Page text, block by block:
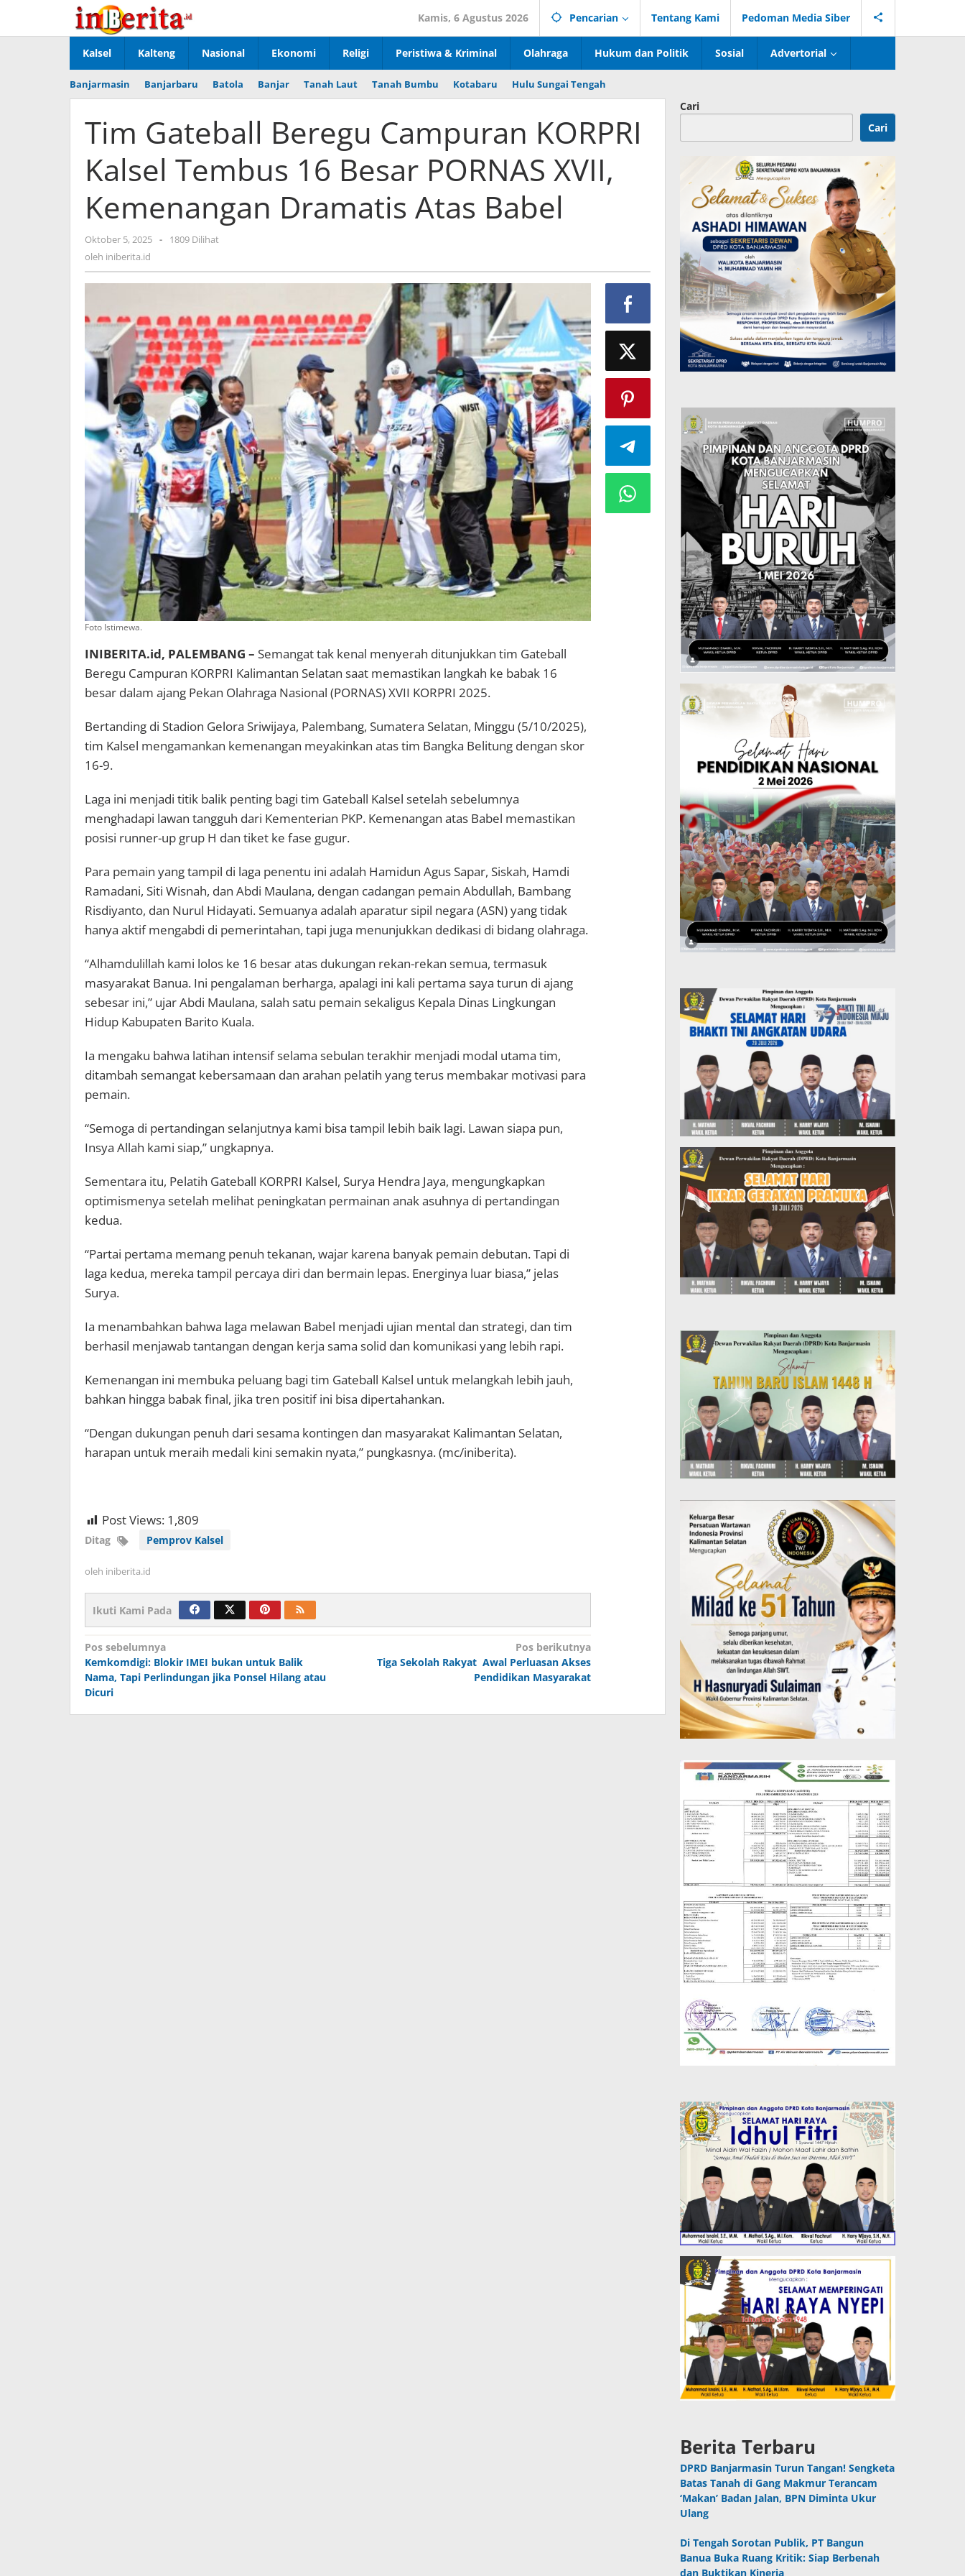
konten
Kamis, 6 Agustus 2026 Pencarian Tentang Kami Pedoman Media Siber
Kalsel Kalteng Nasional Ekonomi Religi Peristiwa & Kriminal Olahraga Hukum dan Politik Sosial Advertorial
Banjarmasin Banjarbaru Batola Banjar Tanah Laut Tanah Bumbu Kotabaru Hulu Sungai Tengah
Tim Gateball Beregu Campuran KORPRI
Kalsel Tembus 16 Besar PORNAS XVII,
Kemenangan Dramatis Atas Babel
Oktober 5, 2025 oleh
-
1809 Dilihat
oleh iniberita.id
Foto Istimewa.
INIBERITA.id, PALEMBANG – Semangat tak kenal menyerah ditunjukkan tim Gateball
Beregu Campuran KORPRI Kalimantan Selatan saat memastikan langkah ke babak 16
besar dalam ajang Pekan Olahraga Nasional (PORNAS) XVII KORPRI 2025.
Bertanding di Stadion Gelora Sriwijaya, Palembang, Sumatera Selatan, Minggu (5/10/2025),
tim Kalsel mengamankan kemenangan meyakinkan atas tim Bangka Belitung dengan skor
16-9.
Laga ini menjadi titik balik penting bagi tim Gateball Kalsel setelah sebelumnya
menghadapi lawan tangguh dari Kementerian PKP. Kemenangan atas Babel memastikan
posisi runner-up grup H dan tiket ke fase gugur.
Para pemain yang tampil di laga penentu ini adalah Hamidun Agus Sapar, Siskah, Hamdi
Ramadani, Siti Wisnah, dan Abdi Maulana, dengan cadangan pemain Abdullah, Bambang
Risdiyanto, dan Nurul Hidayati. Semuanya adalah aparatur sipil negara (ASN) yang tidak
hanya aktif mengabdi di pemerintahan, tapi juga menunjukkan dedikasi di bidang olahraga.
“Alhamdulillah kami lolos ke 16 besar atas dukungan rekan-rekan semua, termasuk
masyarakat Banua. Ini pengalaman berharga, apalagi ini kali pertama saya turun di ajang
sebesar ini,” ujar Abdi Maulana, salah satu pemain sekaligus Kepala Dinas Lingkungan
Hidup Kabupaten Barito Kuala.
Ia mengaku bahwa latihan intensif selama sebulan terakhir menjadi modal utama tim,
ditambah semangat kebersamaan dan arahan pelatih yang terus membakar motivasi para
pemain.
“Semoga di pertandingan selanjutnya kami bisa tampil lebih baik lagi. Lawan siapa pun,
Insya Allah kami siap,” ungkapnya.
Sementara itu, Pelatih Gateball KORPRI Kalsel, Surya Hendra Jaya, mengungkapkan
optimismenya setelah melihat peningkatan permainan anak asuhnya di pertandingan
kedua.
“Partai pertama memang penuh tekanan, wajar karena banyak pemain debutan. Tapi di
laga kedua, mereka tampil percaya diri dan bermain lepas. Energinya luar biasa,” jelas
Surya.
Ia menambahkan bahwa laga melawan Babel menjadi ujian mental dan strategi, dan tim
berhasil menjawab tantangan dengan kerja sama solid dan komunikasi yang lebih rapi.
Kemenangan ini membuka peluang bagi tim Gateball Kalsel untuk melangkah lebih jauh,
bahkan hingga babak final, jika tren positif ini bisa dipertahankan.
“Dengan dukungan penuh dari sesama kontingen dan masyarakat Kalimantan Selatan,
harapan untuk meraih medali kini semakin nyata,” pungkasnya. (mc/iniberita).
Post Views: 1,809
Ditag Pemprov Kalsel
oleh iniberita.id
Ikuti Kami Pada
Navigasi
pos
Pos sebelumnya
Kemkomdigi: Blokir IMEI bukan untuk Balik
Nama, Tapi Perlindungan jika Ponsel Hilang atau
Dicuri
Pos berikutnya
Tiga Sekolah Rakyat Awal Perluasan Akses
Pendidikan Masyarakat
Cari
Cari
Berita Terbaru
DPRD Banjarmasin Turun Tangan! Sengketa
Batas Tanah di Gang Makmur Terancam
‘Makan’ Badan Jalan, BPN Diminta Ukur
Ulang
Di Tengah Sorotan Publik, PT Bangun
Banua Buka Ruang Kritik: Siap Berbenah
dan Buktikan Kinerja